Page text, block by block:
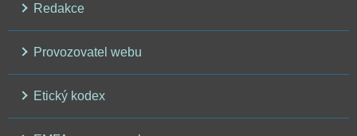
Redakce
Provozovatel webu
Etický kodex